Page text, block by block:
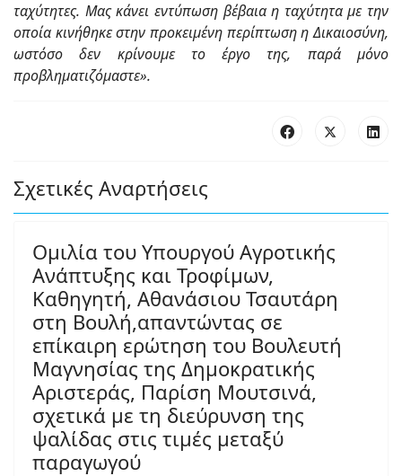
ταχύτητες. Μας κάνει εντύπωση βέβαια η ταχύτητα με την
οποία κινήθηκε στην προκειμένη περίπτωση η Δικαιοσύνη,
ωστόσο δεν κρίνουμε το έργο της, παρά μόνο
προβληματιζόμαστε».
Σχετικές Αναρτήσεις
Ομιλία του Υπουργού Αγροτικής
Ανάπτυξης και Τροφίμων,
Καθηγητή, Αθανάσιου Τσαυτάρη
στη Βουλή,απαντώντας σε
επίκαιρη ερώτηση του Βουλευτή
Μαγνησίας της Δημοκρατικής
Αριστεράς, Παρίση Μουτσινά,
σχετικά με τη διεύρυνση της
ψαλίδας στις τιμές μεταξύ
παραγωγού